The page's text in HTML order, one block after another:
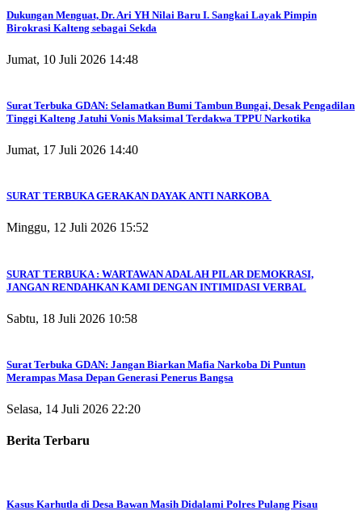
Dukungan Menguat, Dr. Ari YH Nilai Baru I. Sangkai Layak Pimpin
Birokrasi Kalteng sebagai Sekda
Jumat, 10 Juli 2026 14:48
Surat Terbuka GDAN: Selamatkan Bumi Tambun Bungai, Desak Pengadilan
Tinggi Kalteng Jatuhi Vonis Maksimal Terdakwa TPPU Narkotika
Jumat, 17 Juli 2026 14:40
SURAT TERBUKA GERAKAN DAYAK ANTI NARKOBA
Minggu, 12 Juli 2026 15:52
SURAT TERBUKA : WARTAWAN ADALAH PILAR DEMOKRASI,
JANGAN RENDAHKAN KAMI DENGAN INTIMIDASI VERBAL
Sabtu, 18 Juli 2026 10:58
Surat Terbuka GDAN: Jangan Biarkan Mafia Narkoba Di Puntun
Merampas Masa Depan Generasi Penerus Bangsa
Selasa, 14 Juli 2026 22:20
Berita Terbaru
Kasus Karhutla di Desa Bawan Masih Didalami Polres Pulang Pisau